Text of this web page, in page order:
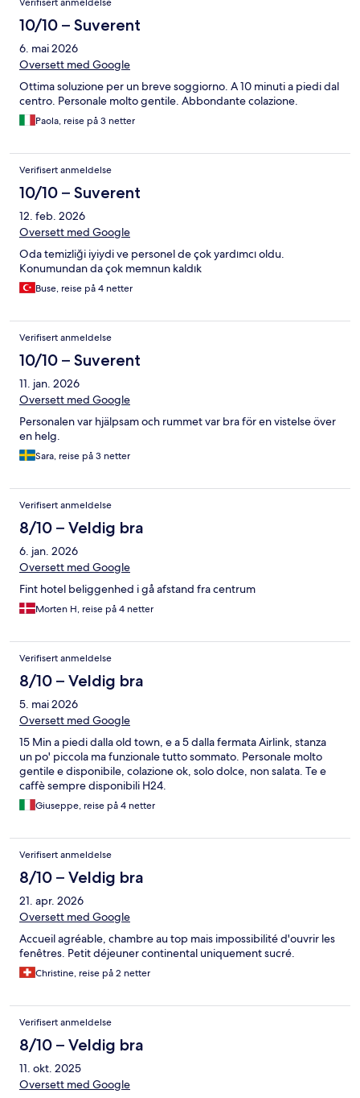
Verifisert anmeldelse
10/10 – Suverent
6. mai 2026
Oversett med Google
Ottima soluzione per un breve soggiorno. A 10 minuti a piedi dal
centro. Personale molto gentile. Abbondante colazione.
Paola, reise på 3 netter
Verifisert anmeldelse
10/10 – Suverent
12. feb. 2026
Oversett med Google
Oda temizliği iyiydi ve personel de çok yardımcı oldu.
Konumundan da çok memnun kaldık
Buse, reise på 4 netter
Verifisert anmeldelse
10/10 – Suverent
11. jan. 2026
Oversett med Google
Personalen var hjälpsam och rummet var bra för en vistelse över
en helg.
Sara, reise på 3 netter
Verifisert anmeldelse
8/10 – Veldig bra
6. jan. 2026
Oversett med Google
Fint hotel beliggenhed i gå afstand fra centrum
Morten H, reise på 4 netter
Verifisert anmeldelse
8/10 – Veldig bra
5. mai 2026
Oversett med Google
15 Min a piedi dalla old town, e a 5 dalla fermata Airlink, stanza
un po' piccola ma funzionale tutto sommato. Personale molto
gentile e disponibile, colazione ok, solo dolce, non salata. Te e
caffè sempre disponibili H24.
Giuseppe, reise på 4 netter
Verifisert anmeldelse
8/10 – Veldig bra
21. apr. 2026
Oversett med Google
Accueil agréable, chambre au top mais impossibilité d'ouvrir les
fenêtres. Petit déjeuner continental uniquement sucré.
Christine, reise på 2 netter
Verifisert anmeldelse
8/10 – Veldig bra
11. okt. 2025
Oversett med Google